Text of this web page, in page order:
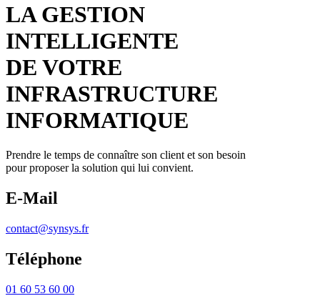
LA GESTION
INTELLIGENTE
DE VOTRE
INFRASTRUCTURE
INFORMATIQUE
Prendre le temps de connaître son client et son besoin
pour proposer la solution qui lui convient.
E-Mail
contact@synsys.fr
Téléphone
01 60 53 60 00